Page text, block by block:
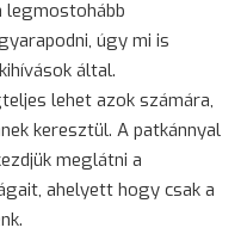
legmostohább
úgy mi is
által.
lehet azok számára,
keresztül. A patkánnyal
meglátni a
ahelyett hogy csak a